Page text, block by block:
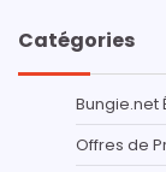
Catégories
Bungie.net
Offres de